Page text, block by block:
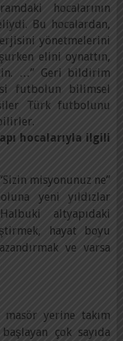
hocalarının
Bu hocalardan,
yönetmelerini
elini oynattın,
…” Geri bildirim
futbolun bilimsel
Türk futbolunu
hocalarıyla ilgili
misyonunuz ne”
yeni yıldızlar
altyapıdaki
hayat boyu
ve varsa
yerine takım
çok sayıda